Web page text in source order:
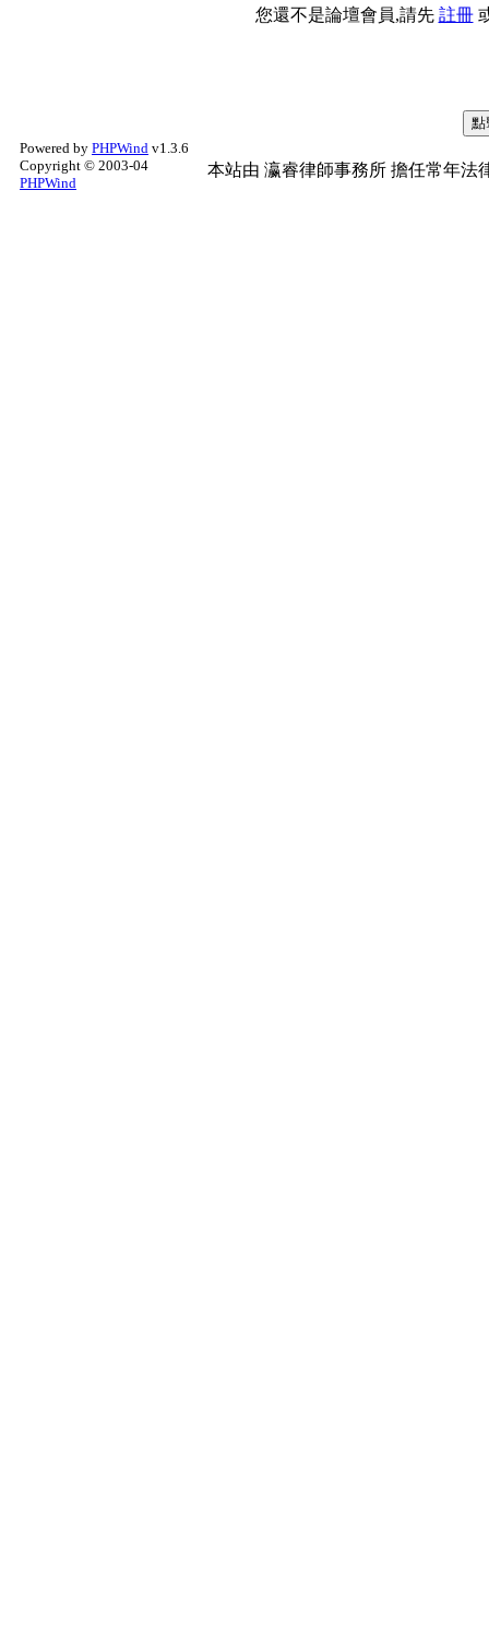
您還不是論壇會員,請先 註冊
Powered by PHPWind v1.3.6
Copyright © 2003-04
PHPWind
本站由 瀛睿律師事務所 擔任常年法